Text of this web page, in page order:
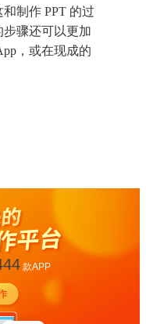
和制作PPT 的过
步骤还可以更加
，或在现成的
款APP